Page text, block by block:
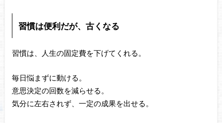
習慣は便利だが、古くなる
習慣は、人生の固定費を下げてくれる。
毎日悩まずに動ける。
意思決定の回数を減らせる。
気分に左右されず、一定の成果を出せる。